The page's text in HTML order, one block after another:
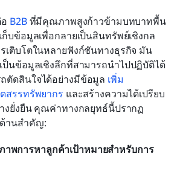
B2B ที่มีคุณภาพสูงก้าวข้ามบทบาทพื้น
บข้อมูลเพื่อกลายเป็นสินทรัพย์เชิงกล
เติบโตในหลายฟังก์ชันทางธุรกิจ มัน
ป็นข้อมูลเชิงลึกที่สามารถนำไปปฏิบัติได้
ตัดสินใจได้อย่างมีข้อมูล เพิ่ม
สรรทรัพยากร และสร้างความได้เปรียบ
งยั่งยืน คุณค่าทางกลยุทธ์นี้ปรากฏ
านสำคัญ:
าพการหาลูกค้าเป้าหมายสำหรับการ